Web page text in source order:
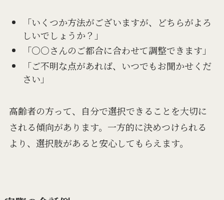
「いくつか方法がございますが、どちらがよろ
しいでしょうか？」
「○○さんのご都合に合わせて調整できます」
「ご不明な点があれば、いつでもお聞かせくだ
さい」
高齢者の方って、自分で選択できることを大切に
される傾向があります。一方的に決めつけられる
より、選択肢があると安心してもらえます。